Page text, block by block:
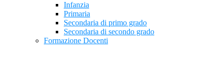
Infanzia
Primaria
Secondaria di primo grado
Secondaria di secondo grado
Formazione Docenti